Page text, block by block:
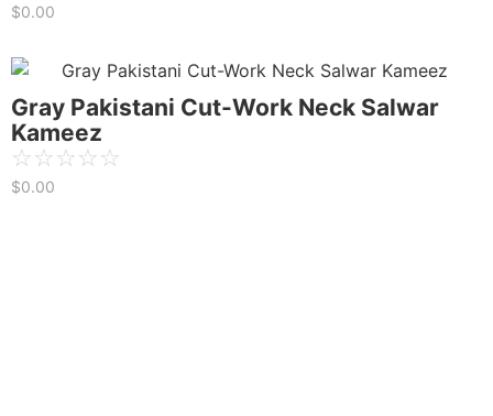
$0.00
Gray Pakistani Cut-Work Neck Salwar
Kameez
☆☆☆☆☆
$0.00